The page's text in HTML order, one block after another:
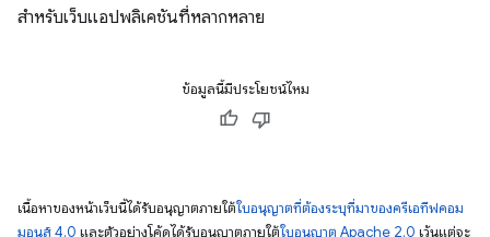
สำหรับเว็บแอปพลิเคชันที่หลากหลาย
ข้อมูลนี้มีประโยชน์ไหม
เนื้อหาของหน้าเว็บนี้ได้รับอนุญาตภายใต้ใบอนุญาตที่ต้องระบุที่มาของครีเอทีฟคอม
มอนส์ 4.0 และตัวอย่างโค้ดได้รับอนุญาตภายใต้ใบอนุญาต Apache 2.0 เว้นแต่จะ